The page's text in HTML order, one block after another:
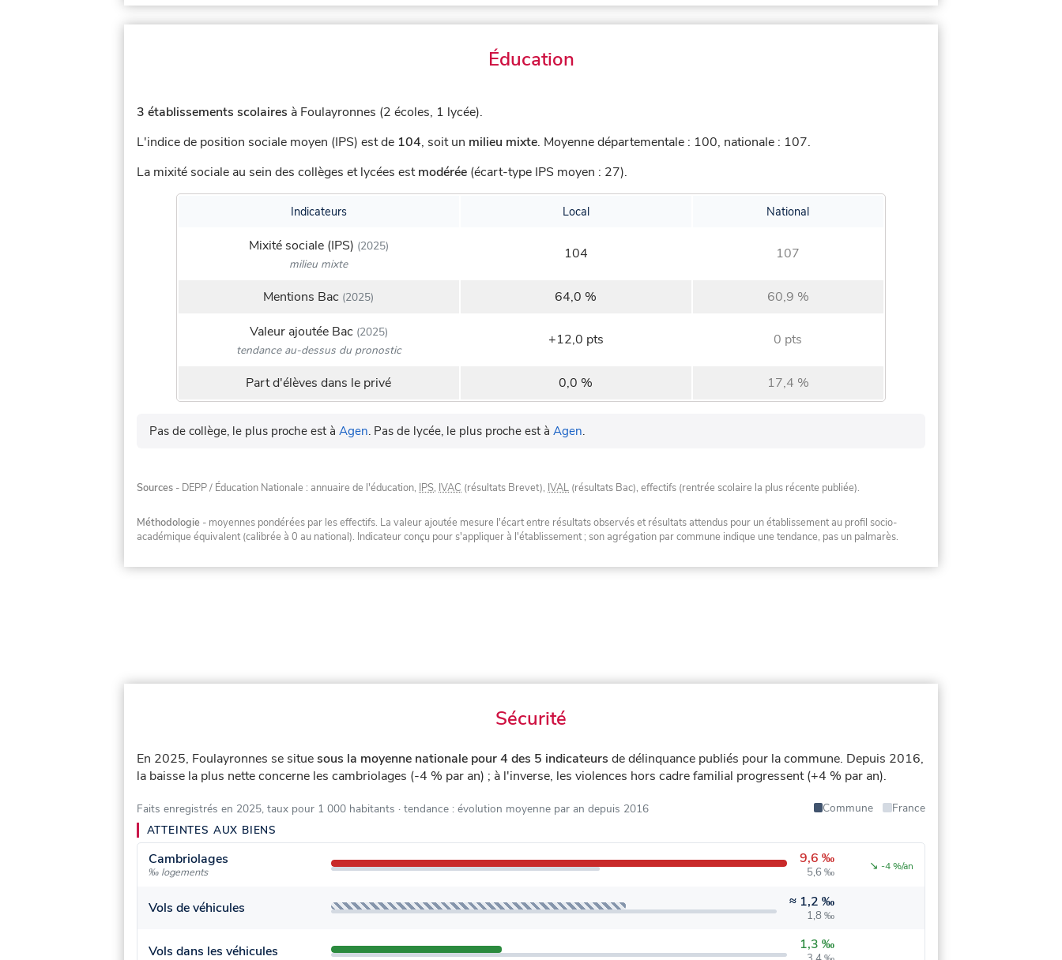
Éducation
3 établissements scolaires à Foulayronnes (2 écoles, 1 lycée).
L'indice de position sociale moyen (IPS) est de 104, soit un milieu mixte. Moyenne départementale : 100, nationale : 107.
La mixité sociale au sein des collèges et lycées estmodérée (écart-type IPS moyen : 27).
Indicateurs Local National
Mixité sociale (IPS) (2025)
milieu mixte
104 107
Mentions Bac (2025) 64,0 %
60,9 %
Valeur ajoutée Bac (2025)
tendance au-dessus du pronostic
+12,0 pts 0 pts
Part d'élèves dans le privé 0,0 % 17,4 %
Pas de collège, le plus proche est à Agen. Pas de lycée, le plus proche est à Agen.
Sources - DEPP / Éducation Nationale : annuaire de l'éducation, IPS, IVAC (résultats Brevet), IVAL (résultats Bac), effectifs (rentrée scolaire la plus récente publiée).
Méthodologie - moyennes pondérées par les effectifs. La valeur ajoutée mesure l'écart entre résultats observés et résultats attendus pour un établissement au profil socio-
académique équivalent (calibrée à 0 au national). Indicateur conçu pour s'appliquer à l'établissement ; son agrégation par commune indique une tendance, pas un palmarès.
Sécurité
En 2025, Foulayronnes se situesous la moyenne nationale pour 4 des 5 indicateurs de délinquance publiés pour la commune. Depuis 2016,
la baisse la plus nette concerne les cambriolages (-4 % par an) ; à l'inverse, les violences hors cadre familial progressent (+4 % par an).
Faits enregistrés en 2025, taux pour 1 000 habitants · tendance : évolution moyenne par an depuis 2016 Commune
France
ATTEINTES AUX BIENS
Cambriolages
‰ logements
9,6 ‰
5,6 ‰ ↘ -4 %/an
Vols de véhicules ≈ 1,2 ‰
1,8 ‰
Vols dans les véhicules 1,3 ‰